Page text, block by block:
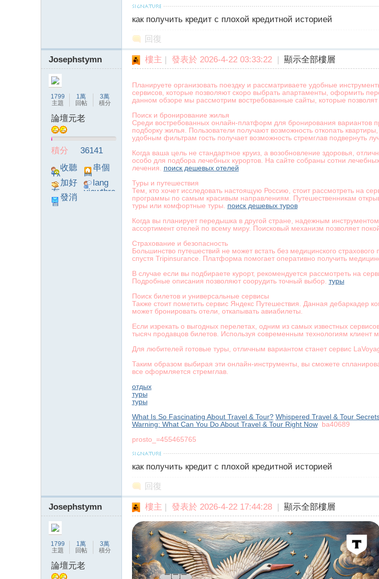
字
как получить кредит с плохой кредитной историей
回復
Josephstymn
1799
主題
1萬
回帖
3萬
積分
論壇元老
積分
36141
收聽
TA
串個
門
加好
友
lang
viewthre
發消
息
樓主 | 發表於 2026-4-22 03:33:22 | 顯示全部樓層
Планируете организовать поездку и рассматриваете удобные
сервисов, которые позволяют скоро выбрать апартаменты, оформить
данном обзоре мы рассмотрим востребованные сайты, которые
Поиск и бронирование жилья
Среди востребованных онлайн-платформ для бронирования вариантов
подборку жилья. Пользователи получают возможность откопать
удобным фильтрам гость получает возможность стремглав подвернуть
Когда ваша цель не стандартное круиз, а возобновление здоровья,
особо для подбора лечебных курортов. На сайте собраны сотни
лечения. поиск дешевых отелей
Туры и путешествия
Тем, кто хочет исследовать настоящую Россию, стоит рассмотреть на
программы по самым красивым направлениям. Путешественникам
туры или комфортные туры. поиск дешевых туров
Когда вы планирует передышка в другой стране, надежным
ассортимент отелей по всему миру. Поисковый механизм позволяет
Страхование и безопасность
Большинство путешествий не может встать без медицинского
спустя Tripinsurance. Платформа помогает оперативно получить
В случае если вы подбираете курорт, рекомендуется рассмотреть на
Подробные описания позволяют соорудить точный выбор. туры
Поиск билетов и универсальные сервисы
Также стоит пометить сервис Яндекс Путешествия. Данная дебаркадер
может бронировать отели, откапывать авиабилеты.
Если изрекать о выгодных перелетах, одним из самых известных
тысяч продавцов билетов. Используя современным технологиям клиент
Для любителей готовые туры, отличным вариантом станет сервис
Таким образом выбирая эти онлайн-инструменты, вы сможете
все оформляется стремглав.
отдых
туры
туры
What Is So Fascinating About Travel & Tour? Whispered Travel & Tour
Warning: What Can You Do About Travel & Tour Right Nowba40689
prosto_=455465765
как получить кредит с плохой кредитной историей
回復
Josephstymn
1799
主題
1萬
回帖
3萬
積分
論壇元老
樓主 | 發表於 2026-4-22 17:44:28 | 顯示全部樓層